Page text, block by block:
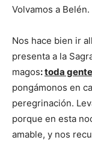
Volvamos a Belén.
Nos hace bien ir
presenta a la
magos:toda
pongámonos en
peregrinación.
porque en esta
amable, y nos